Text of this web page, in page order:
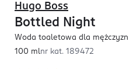
Hugo Boss
Bottled Night
Woda toaletowa dla mężczyzn
100 mlnr kat. 189472